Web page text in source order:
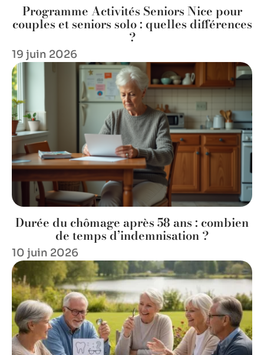
Programme Activités Seniors Nice pour
couples et seniors solo : quelles différences
?
19 juin 2026
Durée du chômage après 58 ans : combien
de temps d’indemnisation ?
10 juin 2026